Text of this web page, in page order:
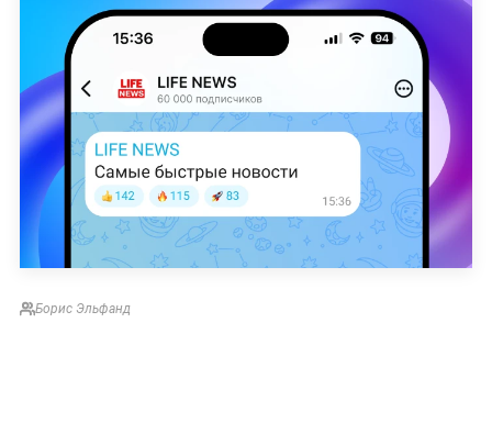
Борис Эльфанд